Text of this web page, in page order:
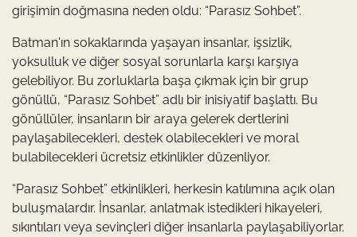
girişimin doğmasına neden oldu: “Parasız Sohbet”.
Batman'ın sokaklarında yaşayan insanlar, işsizlik,
yoksulluk ve diğer sosyal sorunlarla karşı karşıya
gelebiliyor. Bu zorluklarla başa çıkmak için bir grup
gönüllü, “Parasız Sohbet” adlı bir inisiyatif başlattı. Bu
gönüllüler, insanların bir araya gelerek dertlerini
paylaşabilecekleri, destek olabilecekleri ve moral
bulabilecekleri ücretsiz etkinlikler düzenliyor.
“Parasız Sohbet” etkinlikleri, herkesin katılımına açık olan
buluşmalardır. İnsanlar, anlatmak istedikleri hikayeleri,
sıkıntıları veya sevinçleri diğer insanlarla paylaşabiliyorlar.